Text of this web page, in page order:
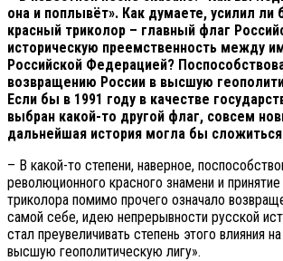
она и поплывёт». Как думаете, усилил ли
красный триколор – главный флаг
историческую преемственность между
Российской Федерацией?
возвращению России в высшую
Если бы в 1991 году в качестве
выбран какой-то другой флаг, совсем
дальнейшая история могла бы
– В какой-то степени, наверное,
революционного красного знамени и принятие
триколора помимо прочего означало
самой себе, идею непрерывности русской
стал преувеличивать степень этого влияния
высшую геополитическую лигу».